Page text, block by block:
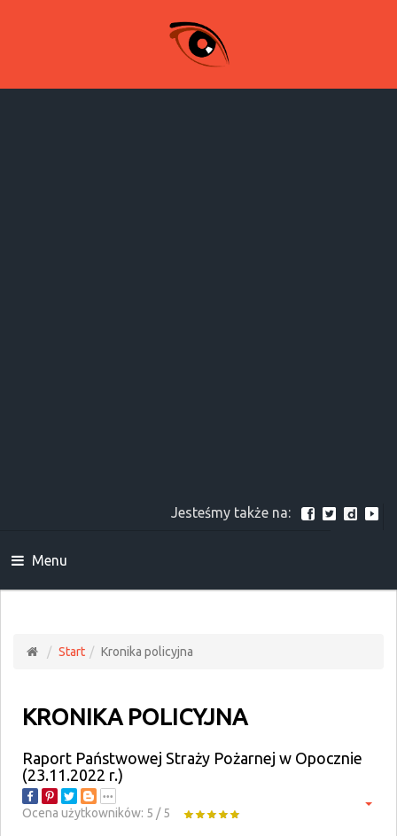
Jesteśmy także na:
Menu
Start Kronika policyjna
KRONIKA POLICYJNA
Raport Państwowej Straży Pożarnej w Opocznie
(23.11.2022 r.)
Ocena użytkowników: 5 /5